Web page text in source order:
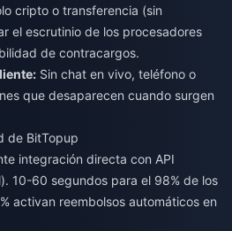
cripto o transferencia (sin
el escrutinio de los procesadores
de contracargos.
Sin chat en vivo, teléfono o
que desaparecen cuando surgen
de BitTopup
integración directa con API
10-60 segundos para el 98% de los
activan reembolsos automáticos en